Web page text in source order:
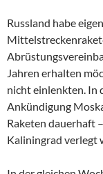
Russland habe
Jahren erhalten
nicht einlenkten. In
Ankündigung
Raketen dauerhaft
Kaliningrad verlegt